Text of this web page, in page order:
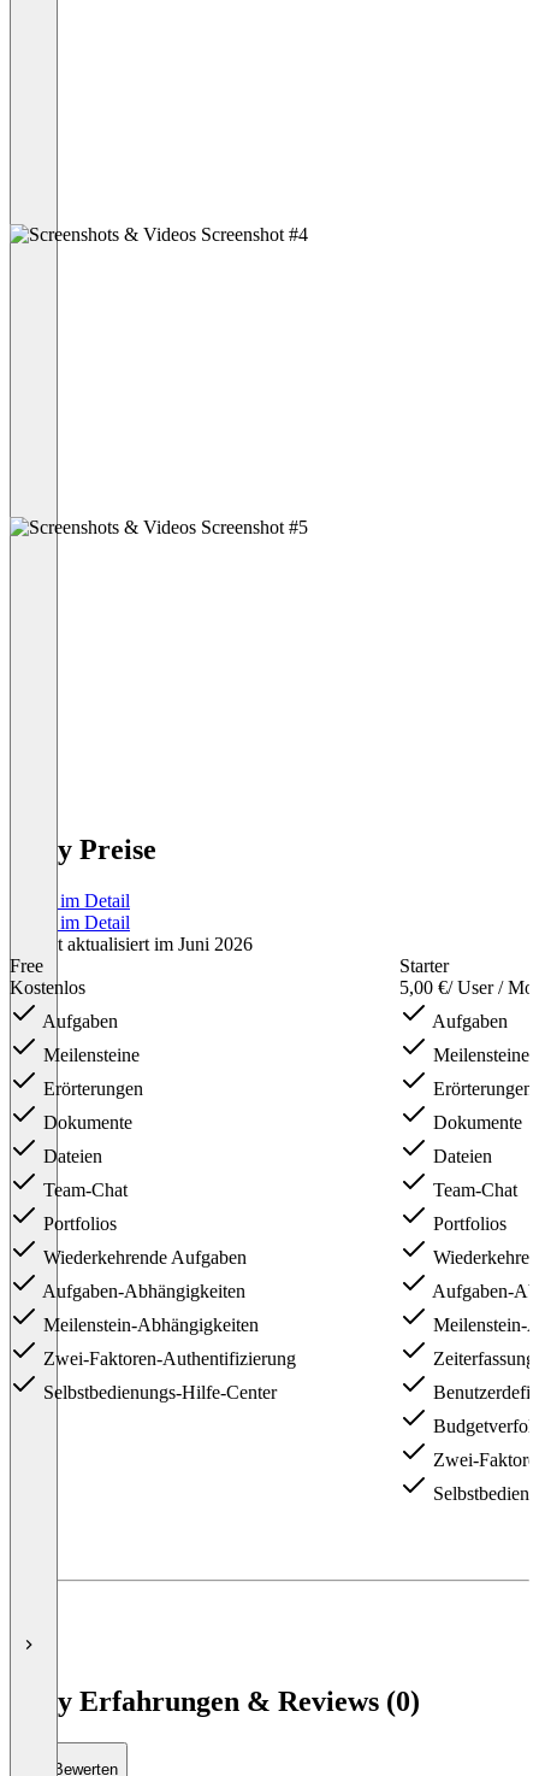
Nifty Preise
Preise im Detail
Preise im Detail
Zuletzt aktualisiert im Juni 2026
Free
Kostenlos
Aufgaben
Meilensteine
Erörterungen
Dokumente
Dateien
Team-Chat
Portfolios
Wiederkehrende Aufgaben
Aufgaben-Abhängigkeiten
Meilenstein-Abhängigkeiten
Zwei-Faktoren-Authentifizierung
Selbstbedienungs-Hilfe-Center
Starter
5,00 €/ User /
Aufgaben
Meilensteine
Erörterungen
Dokumente
Dateien
Team-Chat
Portfolios
Aufgaben-
Meilenstein-
Zwei-
Nifty Erfahrungen & Reviews (0)
Bewerten